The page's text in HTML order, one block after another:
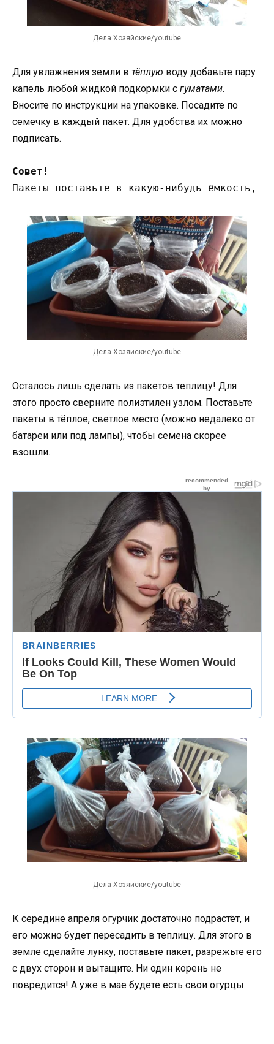
Дела Хозяйские/youtube
Для увлажнения земли в тёплую воду добавьте пару
капель любой жидкой подкормки с гуматами.
Вносите по инструкции на упаковке. Посадите по
семечку в каждый пакет. Для удобства их можно
подписать.
Совет!
Пакеты поставьте в какую-нибудь ёмкость,
Дела Хозяйские/youtube
Осталось лишь сделать из пакетов теплицу! Для
этого просто сверните полиэтилен узлом. Поставьте
пакеты в тёплое, светлое место (можно недалеко от
батареи или под лампы), чтобы семена скорее
взошли.
Дела Хозяйские/youtube
К середине апреля огурчик достаточно подрастёт, и
его можно будет пересадить в теплицу. Для этого в
земле сделайте лунку, поставьте пакет, разрежьте его
с двух сторон и вытащите. Ни один корень не
повредится! А уже в мае будете есть свои огурцы.